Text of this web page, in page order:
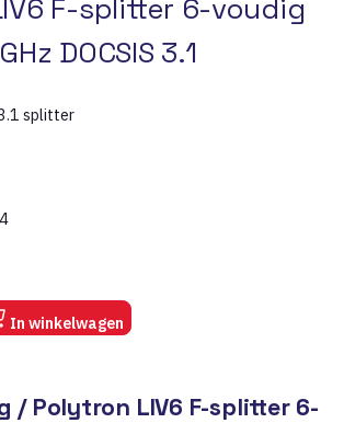
F-splitter 6-voudig
DOCSIS 3.1
splitter
In winkelwagen
/ Polytron LIV6 F-splitter 6-